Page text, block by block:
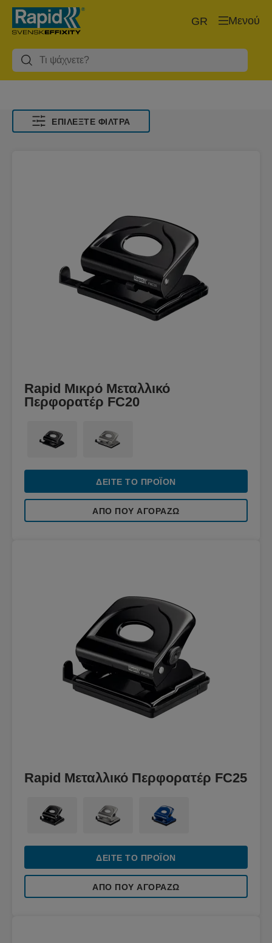
Μενού
GR
ΕΠΙΛΈΞΤΕ ΦΊΛΤΡΑ
Rapid Μικρό Μεταλλικό
Περφορατέρ FC20
ΔΕΊΤΕ ΤΟ ΠΡΟΪΌΝ
ΑΠΌ ΠΟΥ ΑΓΟΡΆΖΩ
Rapid Μεταλλικό Περφορατέρ FC25
ΔΕΊΤΕ ΤΟ ΠΡΟΪΌΝ
ΑΠΌ ΠΟΥ ΑΓΟΡΆΖΩ